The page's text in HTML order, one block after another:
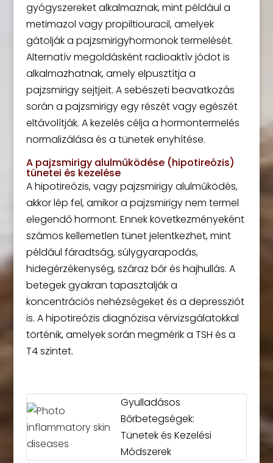
gyógyszereket alkalmaznak, mint például a
metimazol vagy propiltiouracil, amelyek
gátolják a pajzsmirigyhormonok termelését.
Alternatív megoldásként radioaktív jódot is
alkalmazhatnak, amely elpusztítja a
pajzsmirigy sejtjeit. A sebészeti beavatkozás
során a pajzsmirigy egy részét vagy egészét
eltávolítják. A kezelés célja a hormontermelés
normalizálása és a tünetek enyhítése.
A pajzsmirigy alulműködése (hipotireózis)
tünetei és kezelése
A hipotireózis, vagy pajzsmirigy alulműködés,
akkor lép fel, amikor a pajzsmirigy nem termel
elegendő hormont. Ennek következményeként
számos kellemetlen tünet jelentkezhet, mint
például fáradtság, súlygyarapodás,
hidegérzékenység, száraz bőr és hajhullás. A
betegek gyakran tapasztalják a
koncentrációs nehézségeket és a depressziót
is. A hipotireózis diagnózisa vérvizsgálatokkal
történik, amelyek során megmérik a TSH és a
T4 szintet.
Gyulladásos
Bőrbetegségek:
Tünetek és Kezelési
Módszerek